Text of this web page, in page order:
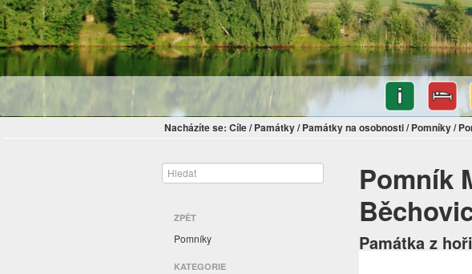
Nacházíte se: Cíle/ Památky/ Památky na osobnosti/ Pomníky/
ZPĚT
Pomníky
KATEGORIE
Pomník
Památka z